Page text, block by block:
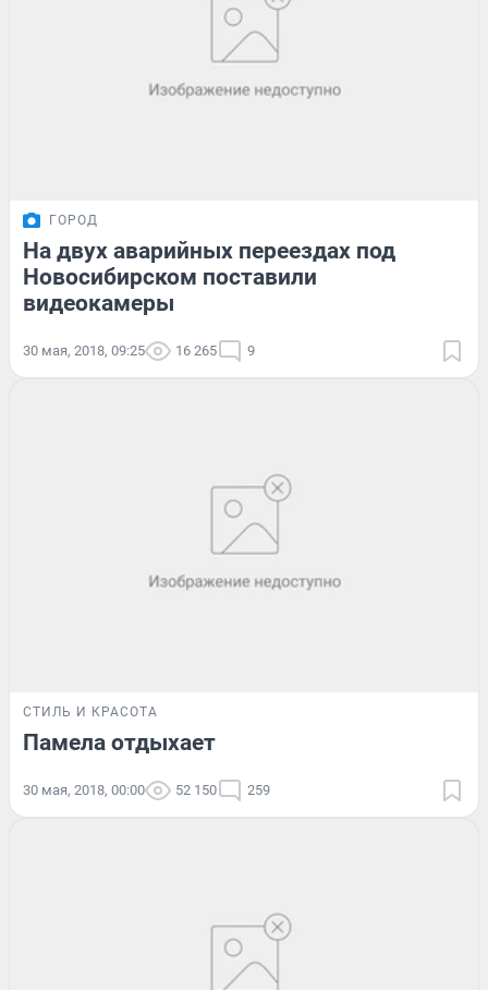
ГОРОД
На двух аварийных переездах под
Новосибирском поставили
видеокамеры
30 мая, 2018, 09:25 16 265 9
СТИЛЬ И КРАСОТА
Памела отдыхает
30 мая, 2018, 00:00 52 150 259